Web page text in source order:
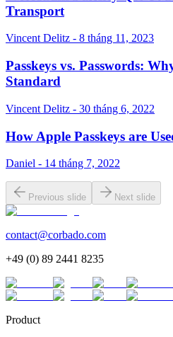
Transport
Vincent Delitz - 8 tháng 11, 2023
Passkeys vs. Passwords:
Standard
Vincent Delitz - 30 tháng 6, 2022
How Apple Passkeys are
Daniel - 14 tháng 7, 2022
Previous slide Next slide
contact@corbado.com
+49 (0) 89 2441 8235
Product